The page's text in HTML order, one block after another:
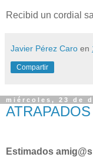
Recibid un cordial
Javier Pérez Caro en
Compartir
miércoles, 23 de
Estimados